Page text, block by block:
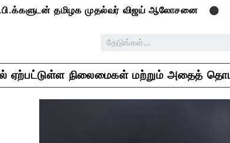
தமிழக முதல்வர் விஜய் ஆலோசனை
ஏற்பட்டுள்ள நிலைமைகள் மற்றும் அதைத்